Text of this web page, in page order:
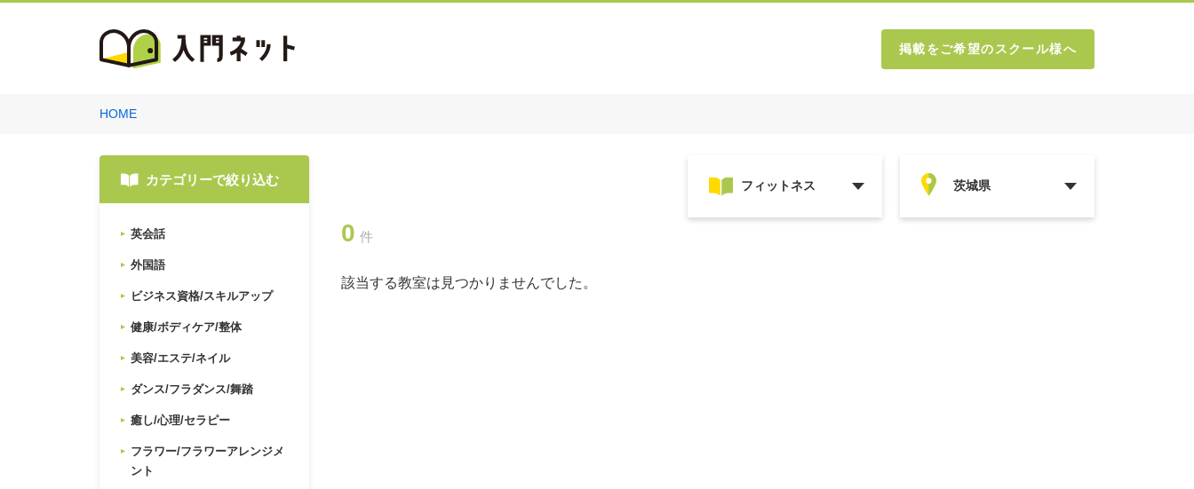
掲載をご希望のスクール様へ
HOME
カテゴリーで絞り込む
英会話
外国語
ビジネス資格/スキルアップ
健康/ボディケア/整体
美容/エステ/ネイル
ダンス/フラダンス/舞踏
癒し/心理/セラピー
フラワー/フラワーアレンジメ
ント
0 件
該当する教室は見つかりませんでした。